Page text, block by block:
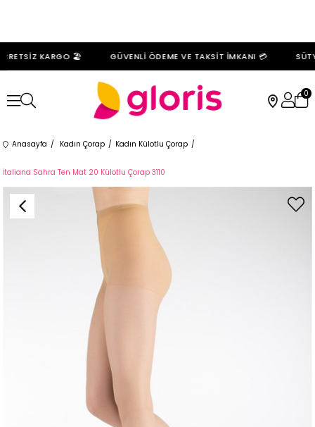
KARGO 🏖️ GÜVENLİ ÖDEME VE TAKSİT İMKANI 💳
0
Anasayfa Kadın Çorap Kadın Külotlu Çorap
İtaliana Sahra Ten Mat 20 Külotlu Çorap 3110